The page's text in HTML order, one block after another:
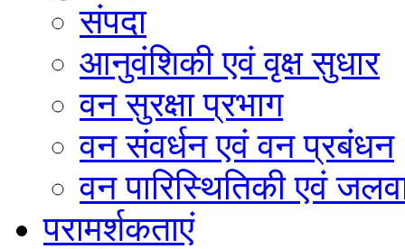
संपदा
आनुवंशिकी एवं वृक्ष सुधार
वन सुरक्षा प्रभाग
वन संवर्धन एवं वन प्रबंधन
वन पारिस्थितिकी एवं
परामर्शकताएं